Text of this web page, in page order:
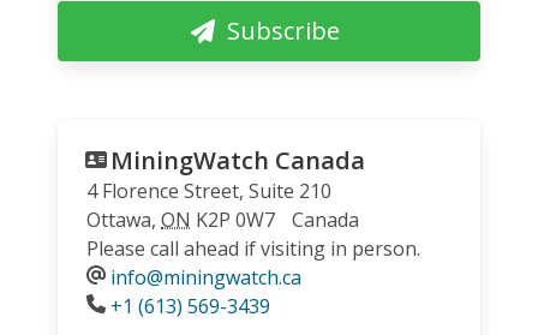
Subscribe
MiningWatch Canada
4 Florence Street, Suite 210
Ottawa, ON K2P 0W7
Canada
Please call ahead if visiting in person.
info@miningwatch.ca
Phone
+1 (613) 569-3439